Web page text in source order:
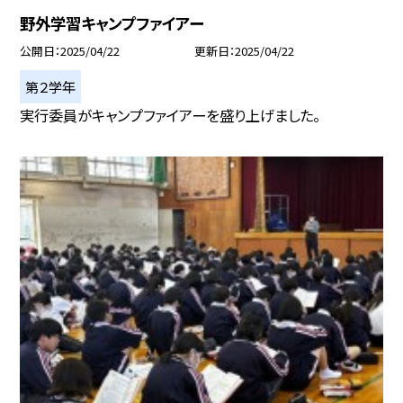
野外学習キャンプファイアー
公開日 2025/04/22 更新日 2025/04/22
第２学年
実行委員がキャンプファイアーを盛り上げました。